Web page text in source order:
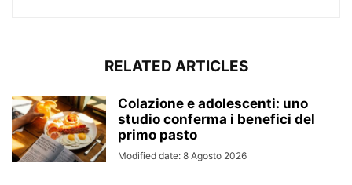
RELATED ARTICLES
Colazione e adolescenti: uno
studio conferma i benefici del
primo pasto
Modified date: 8 Agosto 2026